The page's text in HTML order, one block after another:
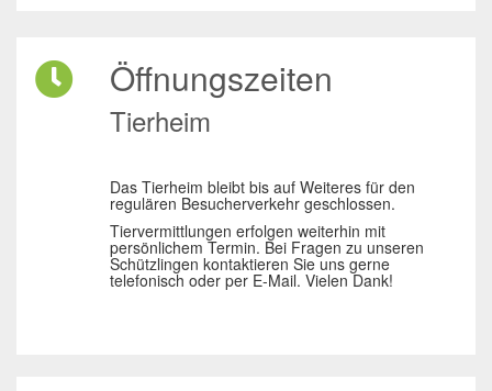
Öffnungszeiten
Tierheim
Das Tierheim bleibt bis auf Weiteres für den
regulären Besucherverkehr geschlossen.
Tiervermittlungen erfolgen weiterhin mit
persönlichem Termin. Bei Fragen zu unseren
Schützlingen kontaktieren Sie uns gerne
telefonisch oder per E-Mail. Vielen Dank!